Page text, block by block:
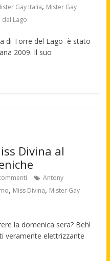
Gay Italia, Mister Gay
Lago
di Torre del Lago è stato
2009. Il suo
Divina al
Antony
, Miss Divina, Mister Gay
la domenica sera? Beh!
veramente elettrizzante